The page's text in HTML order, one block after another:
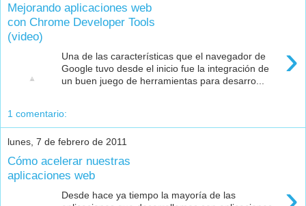
Mejorando aplicaciones web
con Chrome Developer Tools
(video)
›
Una de las características que el navegador de
Google tuvo desde el inicio fue la integración de
un buen juego de herramientas para desarro...
1 comentario:
lunes, 7 de febrero de 2011
Cómo acelerar nuestras
aplicaciones web
Desde hace ya tiempo la mayoría de las